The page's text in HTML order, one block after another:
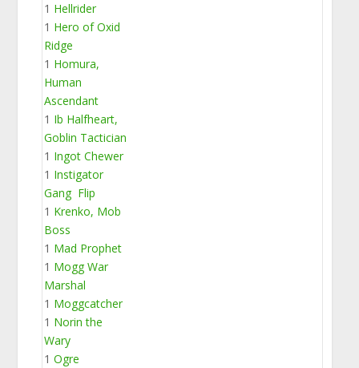
1 Hellrider
1 Hero of Oxid
Ridge
1 Homura,
Human
Ascendant
1 Ib Halfheart,
Goblin Tactician
1 Ingot Chewer
1 Instigator
Gang Flip
1 Krenko, Mob
Boss
1 Mad Prophet
1 Mogg War
Marshal
1 Moggcatcher
1 Norin the
Wary
1Ogre